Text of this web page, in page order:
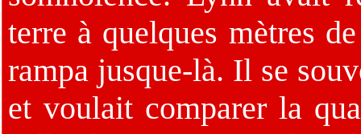
terre à quelques mètres
rampa jusque-là. Il se
et voulait comparer la